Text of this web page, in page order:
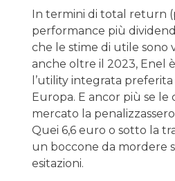
In termini di total return
performance più
che le stime di utile sono
anche oltre il 2023, Enel
l’utility integrata
Europa. E ancor più se le
mercato la
Quei 6,6 euro o sotto la
un boccone da mordere
esitazioni.